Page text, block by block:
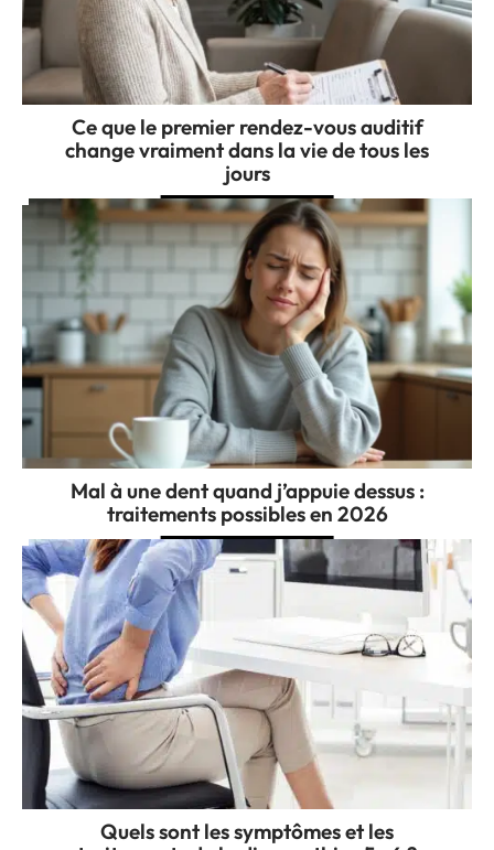
Ce que le premier rendez-vous auditif
change vraiment dans la vie de tous les
jours
Mal à une dent quand j’appuie dessus :
traitements possibles en 2026
Quels sont les symptômes et les